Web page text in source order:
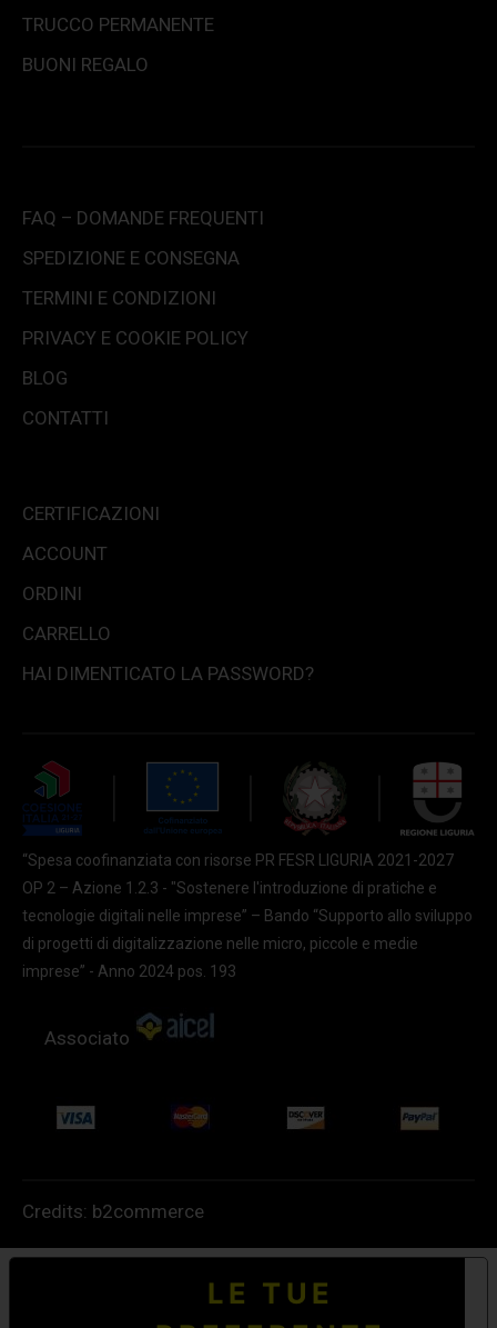
TRUCCO PERMANENTE
BUONI REGALO
FAQ – DOMANDE FREQUENTI
SPEDIZIONE E CONSEGNA
TERMINI E CONDIZIONI
PRIVACY E COOKIE POLICY
BLOG
CONTATTI
CERTIFICAZIONI
ACCOUNT
ORDINI
CARRELLO
HAI DIMENTICATO LA PASSWORD?
“Spesa coofinanziata con risorse PR FESR LIGURIA 2021-2027
OP 2 – Azione 1.2.3 - "Sostenere l'introduzione di pratiche e
tecnologie digitali nelle imprese” – Bando “Supporto allo sviluppo
di progetti di digitalizzazione nelle micro, piccole e medie
imprese” - Anno 2024 pos. 193
Associato
Credits: b2commerce
LE TUE